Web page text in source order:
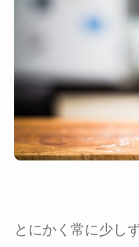
とにかく常に少し